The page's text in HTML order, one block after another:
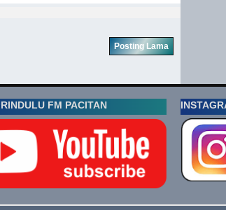
Posting Lama
FM PACITAN